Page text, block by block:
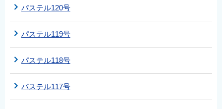
パステル120号
パステル119号
パステル118号
パステル117号